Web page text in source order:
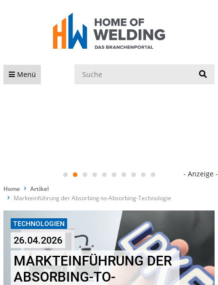
Menü
- Anzeige -
Home
Artikel
Markteinführung der Absorbing-to-Absorbing-Technologie
TECHNOLOGIEN
26.04.2026
MARKTEINFÜHRUNG DER
ABSORBING-TO-